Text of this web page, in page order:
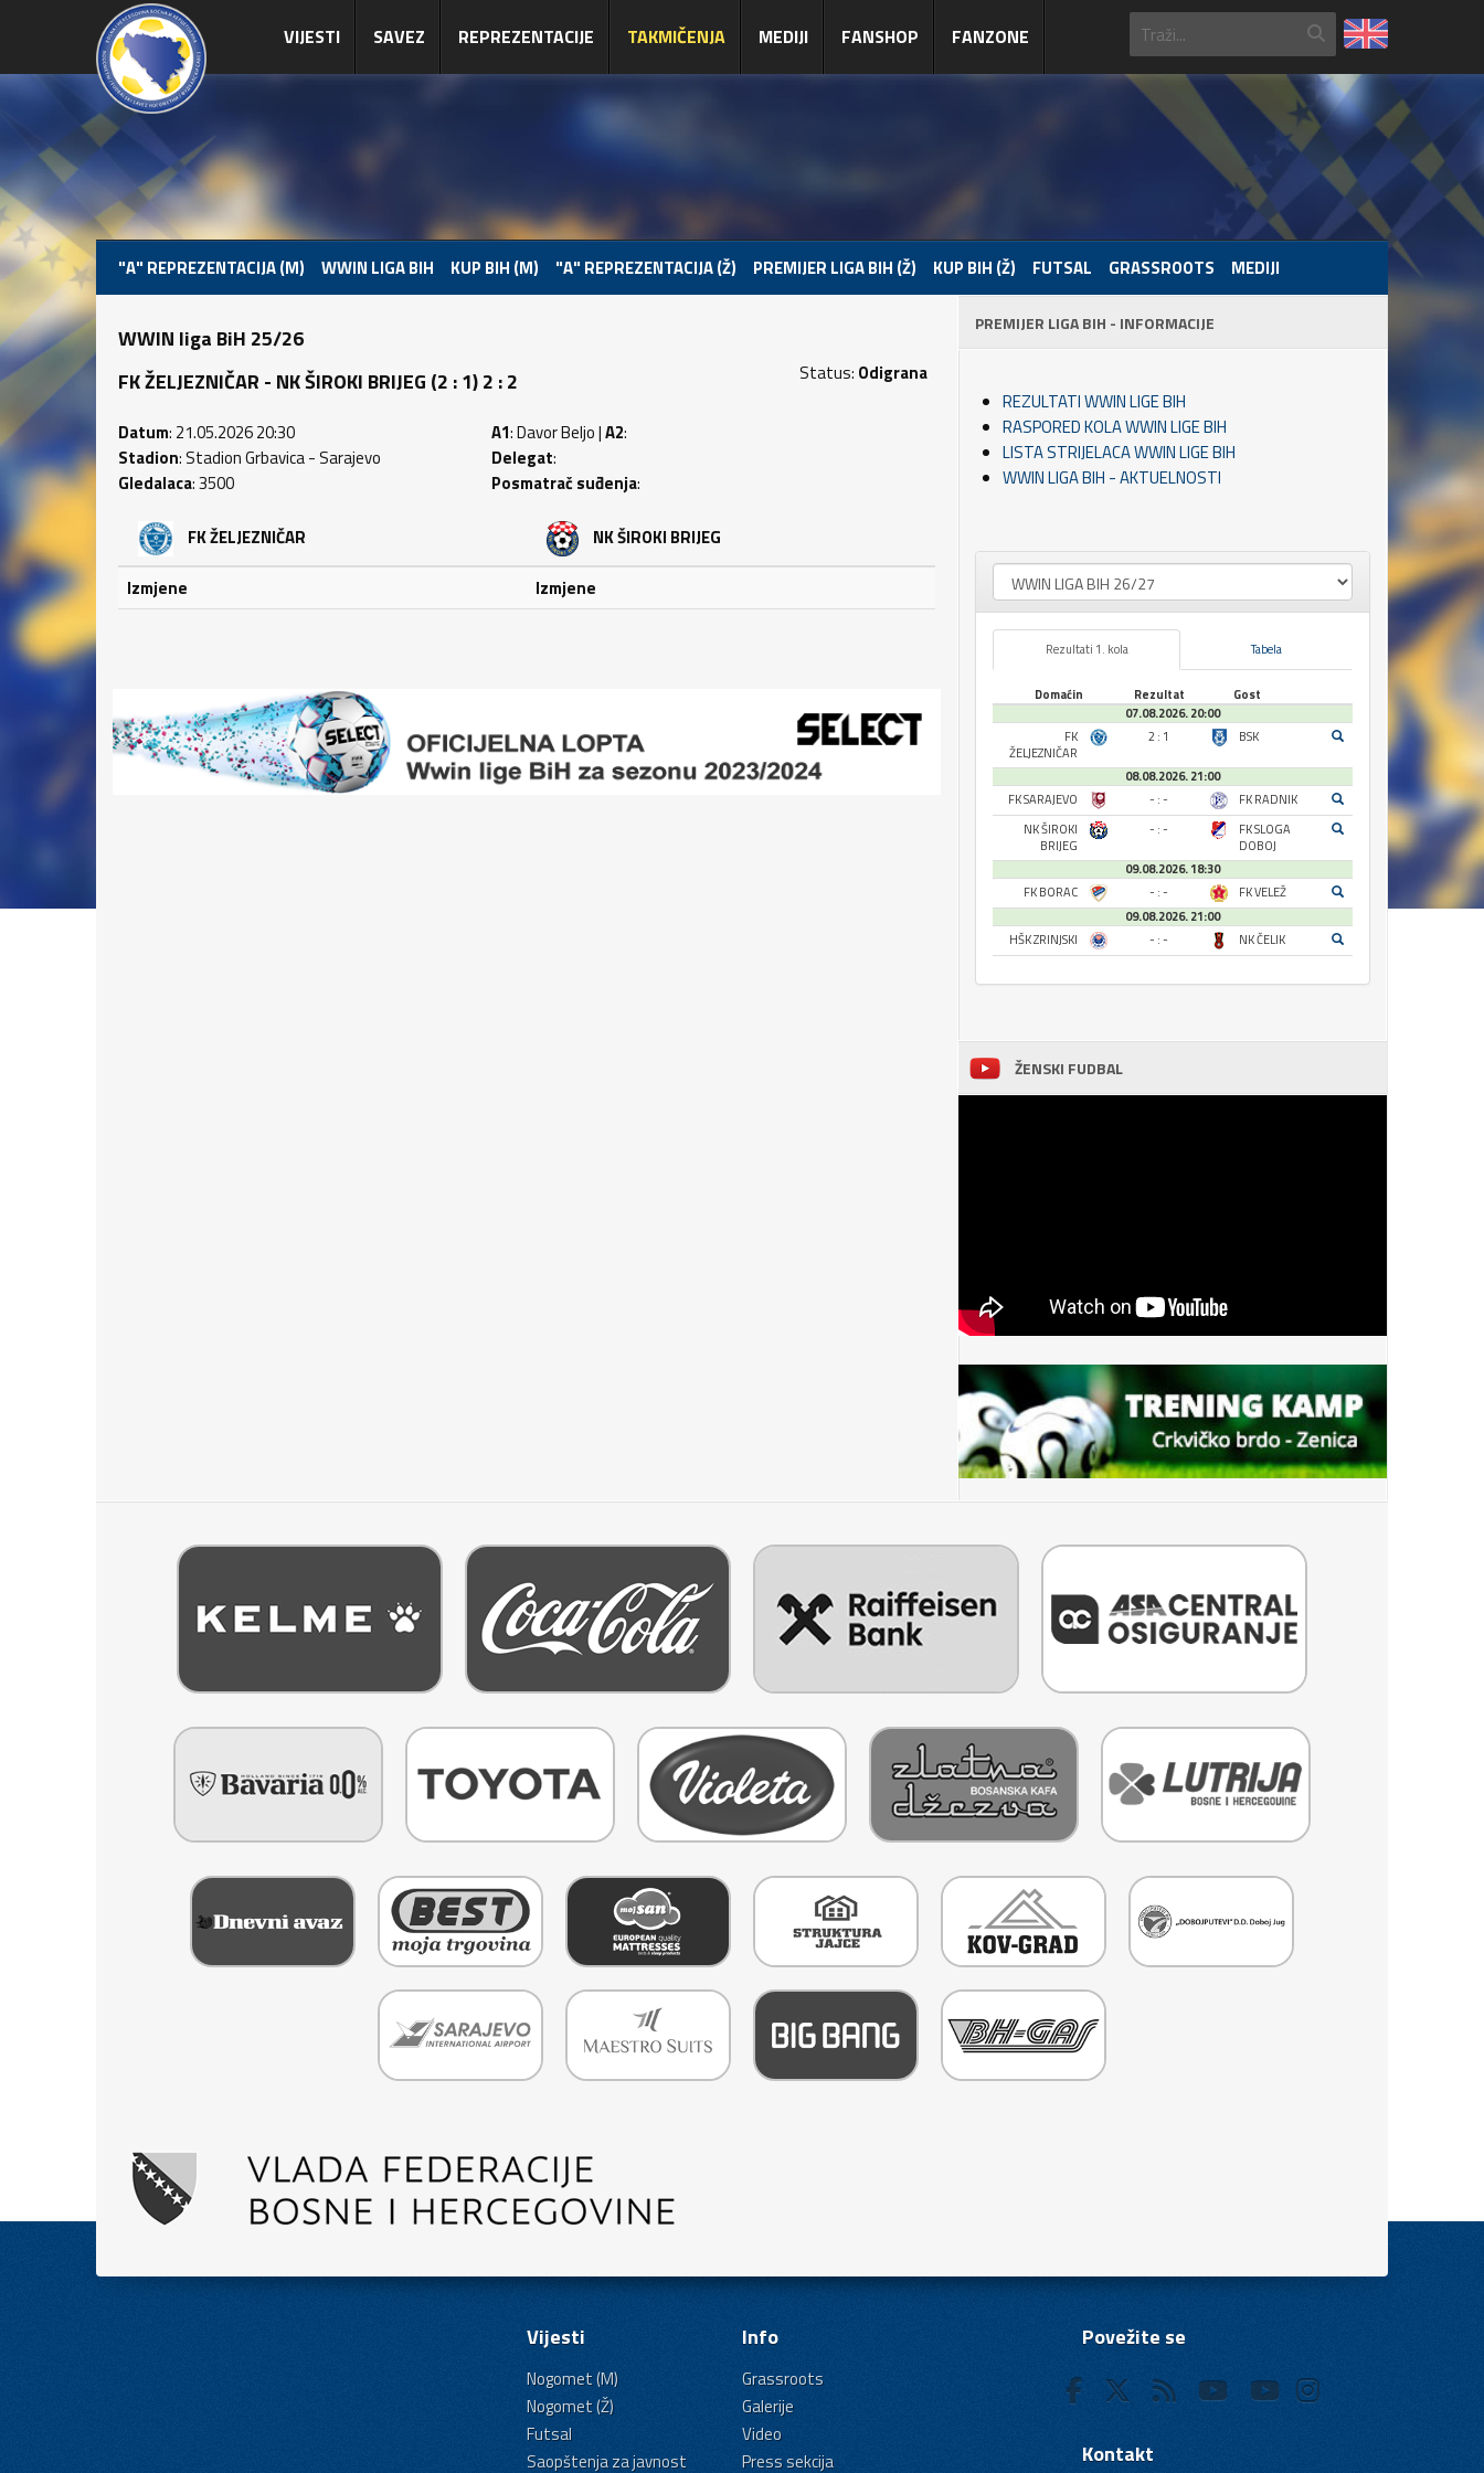
VIJESTI SAVEZ REPREZENTACIJE TAKMIČENJA MEDIJI FANSHOP FANZONE
"A" REPREZENTACIJA (M) WWIN LIGA BIH KUP BIH (M) "A" REPREZENTACIJA (Ž) PREMIJER LIGA BIH (Ž) KUP BIH (Ž) FUTSAL GRASSROOTS MEDIJI
WWIN liga BiH 25/26
FK ŽELJEZNIČAR - NK ŠIROKI BRIJEG (2 : 1) 2 : 2
Status: Odigrana
Datum: 21.05.2026 20:30
Stadion: Stadion Grbavica - Sarajevo
Gledalaca: 3500
A1: Davor Beljo |A2:
Delegat:
Posmatrač suđenja:
FK ŽELJEZNIČAR
Izmjene
NK ŠIROKI BRIJEG
Izmjene
PREMIJER LIGA BIH - INFORMACIJE
REZULTATI WWIN LIGE BIH
RASPORED KOLA WWIN LIGE BIH
LISTA STRIJELACA WWIN LIGE BIH
WWIN LIGA BIH - AKTUELNOSTI
Rezultati 1. kola Tabela
Domaćin Rezultat
Gost
07.08.2026. 20:00
FK
ŽELJEZNIČAR
2 : 1 BSK
08.08.2026. 21:00
FK SARAJEVO
- : -
FK RADNIK
NK ŠIROKI
BRIJEG
- : -
FK SLOGA
DOBOJ
09.08.2026. 18:30
FK BORAC
- : -
FK VELEŽ
09.08.2026. 21:00
HŠK ZRINJSKI
- : - NK ČELIK
ŽENSKI FUDBAL
Vijesti
Nogomet (M)
Nogomet (Ž)
Futsal
Saopštenja za javnost
Info
Grassroots
Galerije
Video
Press sekcija
Povežite se
Kontakt